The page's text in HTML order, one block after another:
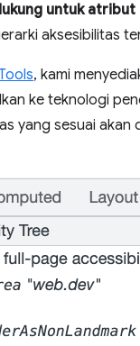
untuk
aksesibilitas
, kami
ke teknologi
yang sesuai